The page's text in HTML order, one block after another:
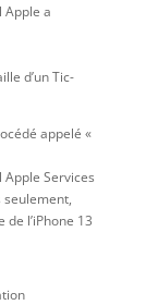
Apple a
d’un Tic-
appelé «
Apple Services
l’iPhone 13